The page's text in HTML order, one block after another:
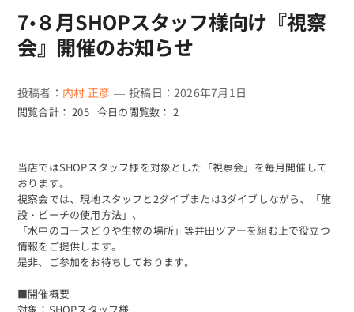
7•８月SHOPスタッフ様向け『視察
会』開催のお知らせ
投稿者： 内村 正彦 — 投稿日：2026年7月1日
閲覧合計： 205 今日の閲覧数： 2
当店ではSHOPスタッフ様を対象とした「視察会」を毎月開催して
おります。
視察会では、現地スタッフと2ダイブまたは3ダイブしながら、「施
設・ビーチの使用方法」、
「水中のコースどりや生物の場所」等井田ツアーを組む上で役立つ
情報をご提供します。
是非、ご参加をお待ちしております。
■開催概要